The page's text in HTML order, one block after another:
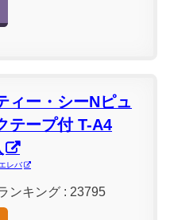
ィー・シーNピュ
テープ付 T-A4
レバ
ンキング : 23795